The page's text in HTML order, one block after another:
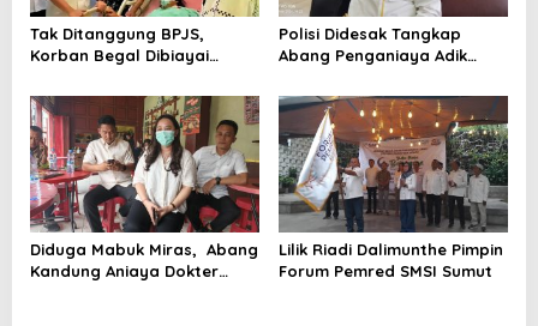
Tak Ditanggung BPJS,
Korban Begal Dibiayai
Polisi Didesak Tangkap
Abang Penganiaya Adik
Diduga Mabuk Miras, Abang
Kandung Aniaya Dokter
Lilik Riadi Dalimunthe Pimpin
Forum Pemred SMSI Sumut